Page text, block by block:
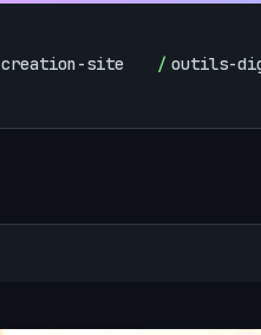
creation-site outils-